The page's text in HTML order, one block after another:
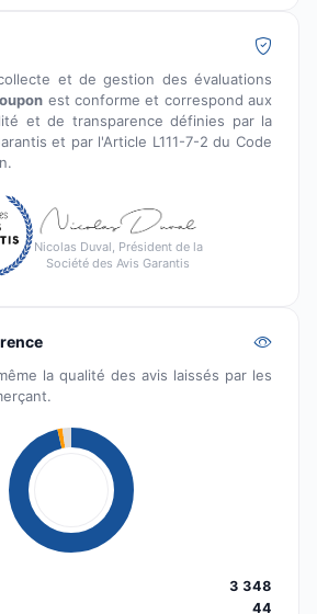
et de gestion des évaluations
est conforme et correspond aux
et de transparence définies par la
et par l'Article L111-7-2 du Code
Nicolas Duval, Président de la
Société des Avis Garantis
la qualité des avis laissés par les
3 348
44